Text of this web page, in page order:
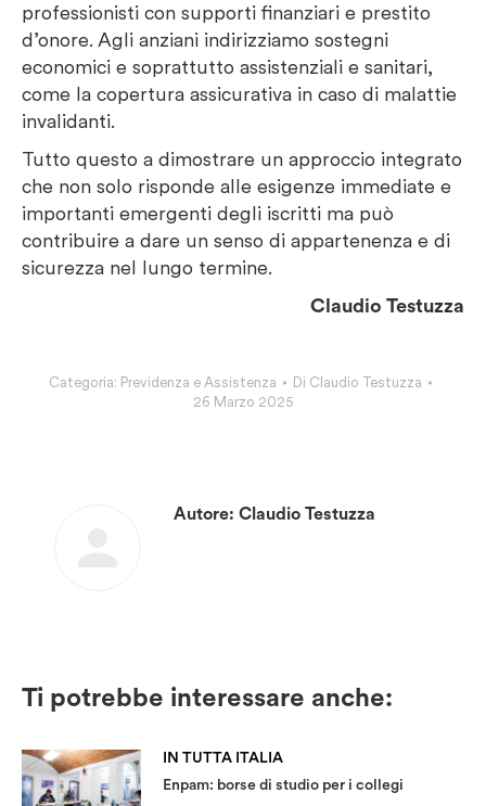
professionisti con supporti finanziari e prestito
d’onore. Agli anziani indirizziamo sostegni
economici e soprattutto assistenziali e sanitari,
come la copertura assicurativa in caso di malattie
invalidanti.
Tutto questo a dimostrare un approccio integrato
che non solo risponde alle esigenze immediate e
importanti emergenti degli iscritti ma può
contribuire a dare un senso di appartenenza e di
sicurezza nel lungo termine.
Claudio Testuzza
Categoria: Previdenza e Assistenza Di Claudio Testuzza
26 Marzo 2025
Autore: Claudio Testuzza
Ti potrebbe interessare anche:
IN TUTTA ITALIA
Enpam: borse di studio per i collegi